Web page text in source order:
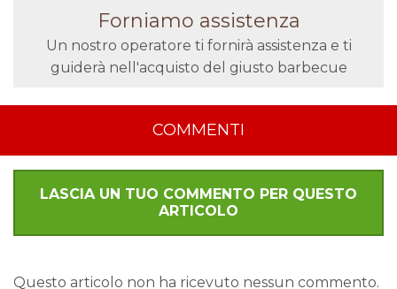
Forniamo assistenza
Un nostro operatore ti fornirà assistenza e ti
guiderà nell'acquisto del giusto barbecue
COMMENTI
LASCIA UN TUO COMMENTO PER QUESTO
ARTICOLO
Questo articolo non ha ricevuto nessun commento.